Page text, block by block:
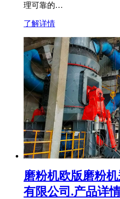
理可靠的…
了解详情
磨粉机欧版磨粉
有限公司.产品详